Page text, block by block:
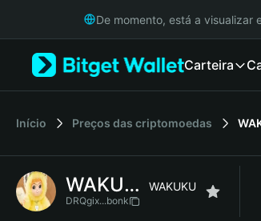
Русский
Italiano
简体中文
繁體中文
De momento, está a visualizar
Carteira
Início Preços das criptomoedas
WAKUKU WAKUKU
DRQgix...bonk